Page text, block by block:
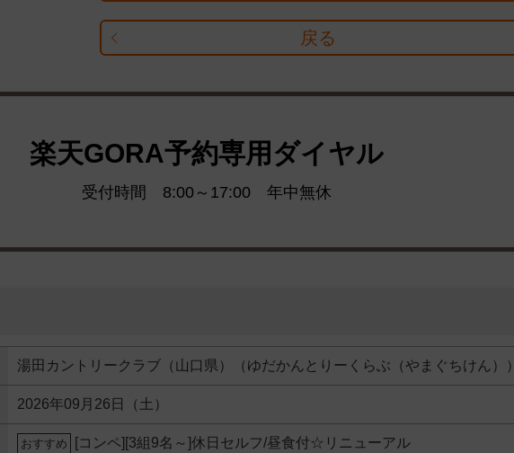
戻る
楽天GORA予約専用ダイヤル
受付時間 8:00～17:00 年中無休
湯田カントリークラブ（山口県）（ゆだかんとりーくらぶ（やまぐちけん））
2026年09月26日（土）
おすすめ [コンペ][3組9名～]休日セルフ/昼食付☆リニューアル